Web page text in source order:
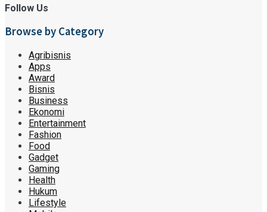
Follow Us
Browse by Category
Agribisnis
Apps
Award
Bisnis
Business
Ekonomi
Entertainment
Fashion
Food
Gadget
Gaming
Health
Hukum
Lifestyle